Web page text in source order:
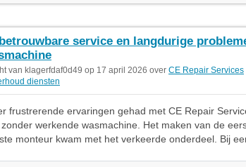
service en langdurige
van klagerfdaf0d49 op 17 april 2026 over CE Repair Services
diensten
frustrerende ervaringen gehad met CE Repair
werkende wasmachine. Het maken van de
monteur kwam met het verkeerde onderdeel. Bij